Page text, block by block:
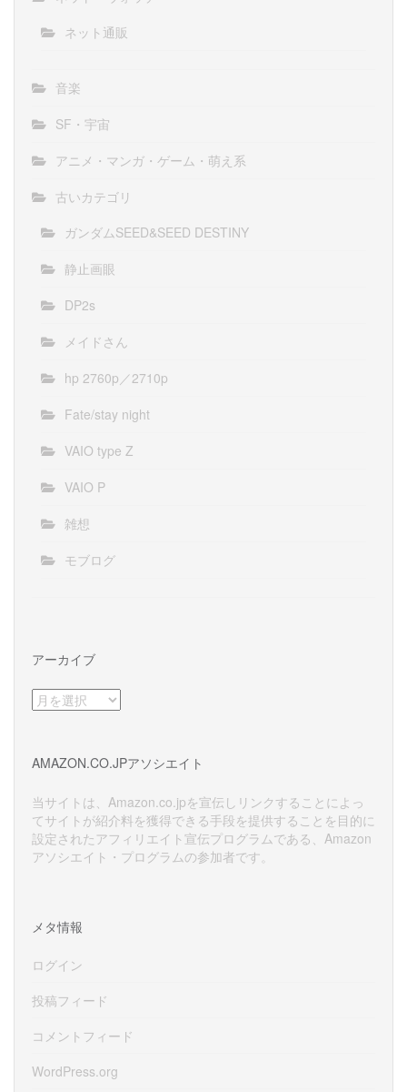
ネット通販
音楽
SF・宇宙
アニメ・マンガ・ゲーム・萌え系
古いカテゴリ
ガンダムSEED&SEED DESTINY
静止画眼
DP2s
メイドさん
hp 2760p／2710p
Fate/stay night
VAIO type Z
VAIO P
雑想
モブログ
アーカイブ
ア
ー
ブ
AMAZON.CO.JPアソシエイト
当サイトは、Amazon.co.jpを宣伝しリンクすることによっ
てサイトが紹介料を獲得できる手段を提供することを目的に
設定されたアフィリエイト宣伝プログラムである、Amazon
アソシエイト・プログラムの参加者です。
メタ情報
ログイン
投稿フィード
コメントフィード
WordPress.org